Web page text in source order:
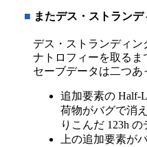
■ またデス・ストラン
デス・ストランディン
ナトロフィーを取る
セーブデータは二つあ
追加要素の Half-
荷物がバグで消
りこんだ 123h の
上の追加要素が